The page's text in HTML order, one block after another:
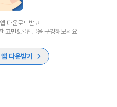
다운로드받고
고민&꿀팁글을 구경해보세요
다운받기